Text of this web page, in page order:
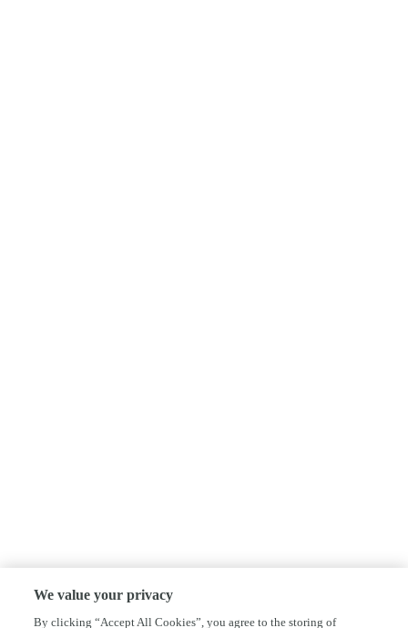
We value your privacy
By clicking “Accept All Cookies”, you agree to the storing of